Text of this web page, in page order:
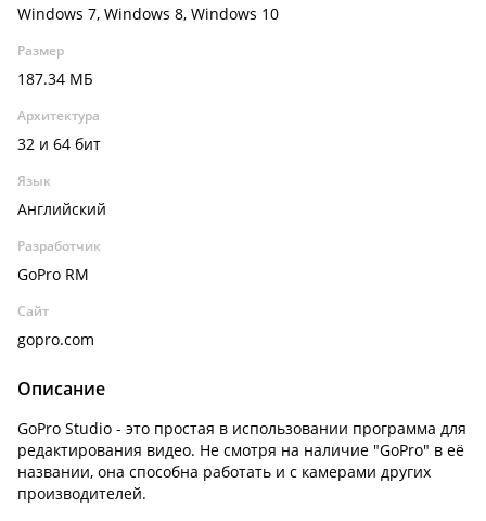
Windows 7, Windows 8, Windows 10
Размер
187.34 МБ
Архитектура
32 и 64 бит
Язык
Английский
Разработчик
GoPro RM
Сайт
gopro.com
Описание
GoPro Studio - это простая в использовании программа для
редактирования видео. Не смотря на наличие "GoPro" в её
названии, она способна работать и с камерами других
производителей.